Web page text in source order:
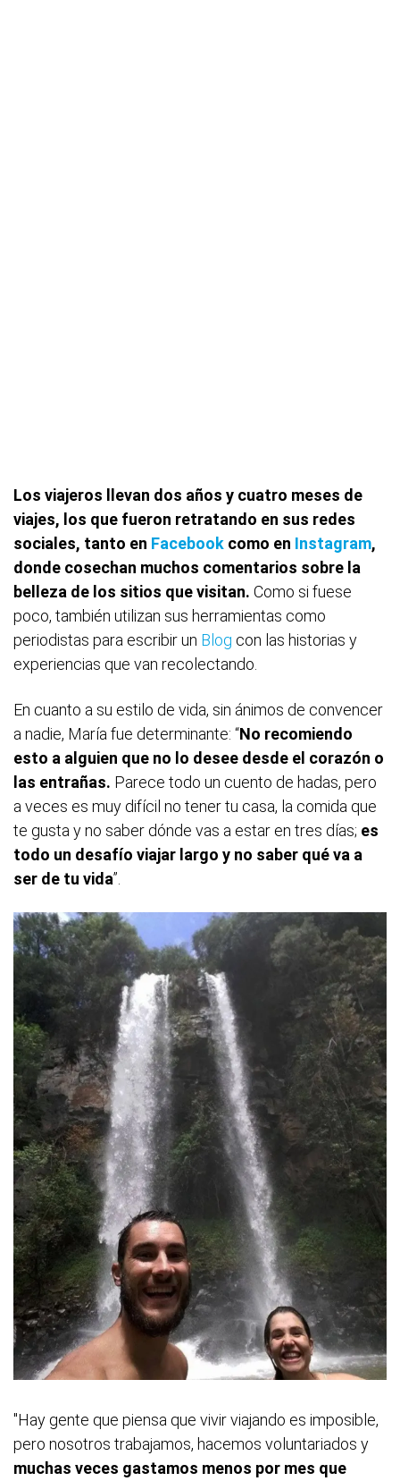
Los viajeros llevan dos años y cuatro meses de
viajes, los que fueron retratando en sus redes
sociales, tanto en Facebook como en Instagram,
donde cosechan muchos comentarios sobre la
belleza de los sitios que visitan. Como si fuese
poco, también utilizan sus herramientas como
periodistas para escribir un Blog con las historias y
experiencias que van recolectando.
En cuanto a su estilo de vida, sin ánimos de convencer
a nadie, María fue determinante: “No recomiendo
esto a alguien que no lo desee desde el corazón o
las entrañas. Parece todo un cuento de hadas, pero
a veces es muy difícil no tener tu casa, la comida que
te gusta y no saber dónde vas a estar en tres días; es
todo un desafío viajar largo y no saber qué va a
ser de tu vida”.
"Hay gente que piensa que vivir viajando es imposible,
pero nosotros trabajamos, hacemos voluntariados y
muchas veces gastamos menos por mes que